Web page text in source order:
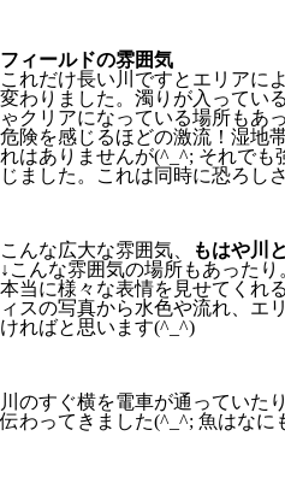
フィールドの雰囲気
これだけ長い川ですとエリアに
変わりました。濁りが入ってい
ゃクリアになっている場所もあ
危険を感じるほどの激流！湿地
れはありませんが(^_^; それで
じました。これは同時に恐ろし
こんな広大な雰囲気、 もはや川
↓こんな雰囲気の場所もあったり
本当に様々な表情を見せてくれ
ィスの写真から水色や流れ、エ
ければと思います(^_^)
川のすぐ横を電車が通っていた
伝わってきました(^_^; 魚はなに